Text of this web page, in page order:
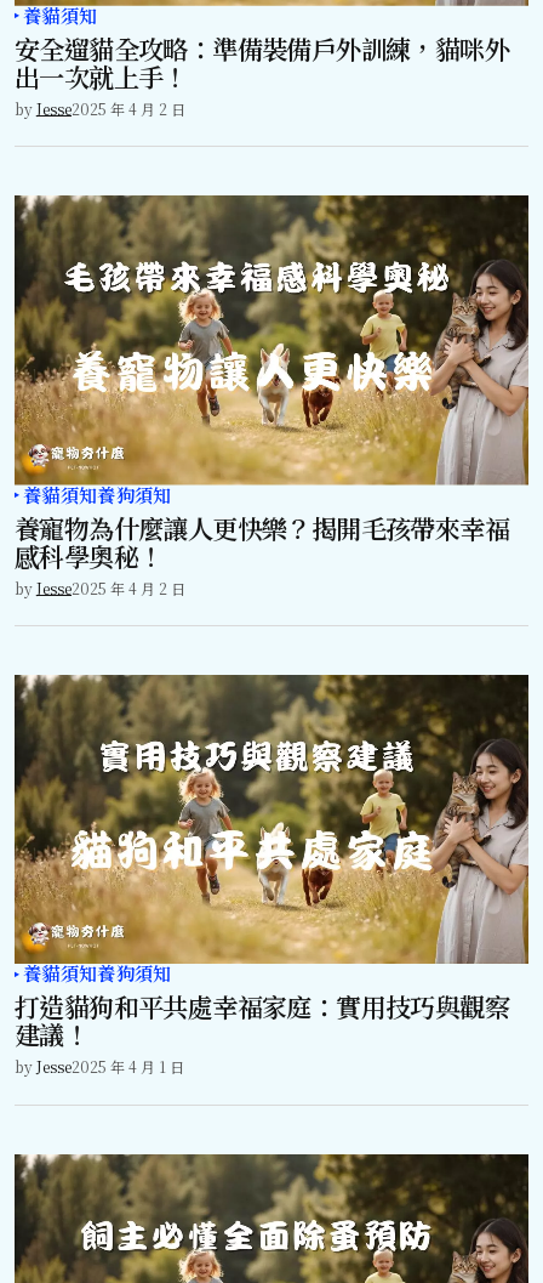
養貓須知
安全遛貓全攻略：準備裝備戶外訓練，貓咪外
出一次就上手！
byJesse2025 年 4 月 2 日
養貓須知養狗須知
養寵物為什麼讓人更快樂？揭開毛孩帶來幸福
感科學奧秘！
byJesse2025 年 4 月 2 日
養貓須知養狗須知
打造貓狗和平共處幸福家庭：實用技巧與觀察
建議！
byJesse2025 年 4 月 1 日